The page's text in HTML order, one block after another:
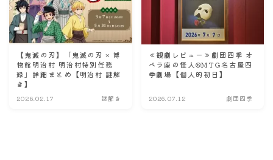
【鬼滅の刃】「鬼滅の刃 × 博
物館明治村 明治村特別任務
録」詳細まとめ【明治村 謎解
き】
2026.02.17 謎解き
≪観劇レビュー≫劇団四季 オ
ペラ座の怪人@MTG名古屋四
季劇場【個人的初日】
2026.07.12 劇団四季